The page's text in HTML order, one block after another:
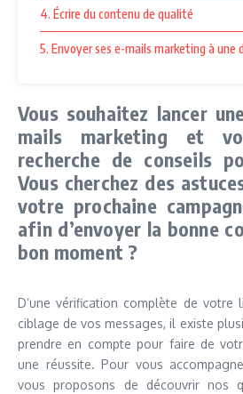
4. Écrire du contenu de qualité
5. Envoyer ses e-mails marketing à
Vous souhaitez lancer
mails marketing et
recherche de conseils
Vous cherchez des
votre prochaine
afin d’envoyer la bonne
bon moment ?
D’une vérification complète de votre
ciblage de vos messages, il existe
prendre en compte pour faire de
une réussite. Pour vous
vous proposons de découvrir nos